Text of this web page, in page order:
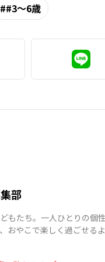
#3～6歳
部
もたち。一人ひとりの個
おやこで楽しく過ごせるよ